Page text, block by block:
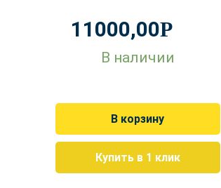
11000,00Р
В наличии
В корзину
Купить в 1 клик